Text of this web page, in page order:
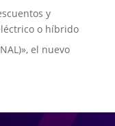
y
o híbrido
el nuevo